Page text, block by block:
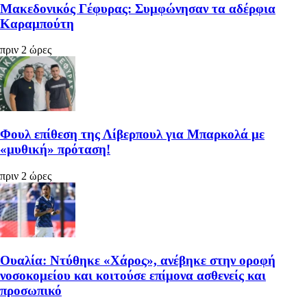
Μακεδονικός Γέφυρας: Συμφώνησαν τα αδέρφια
Καραμπούτη
πριν 2 ώρες
Φουλ επίθεση της Λίβερπουλ για Μπαρκολά με
«μυθική» πρόταση!
πριν 2 ώρες
Ουαλία: Ντύθηκε «Χάρος», ανέβηκε στην οροφή
νοσοκομείου και κοιτούσε επίμονα ασθενείς και
προσωπικό